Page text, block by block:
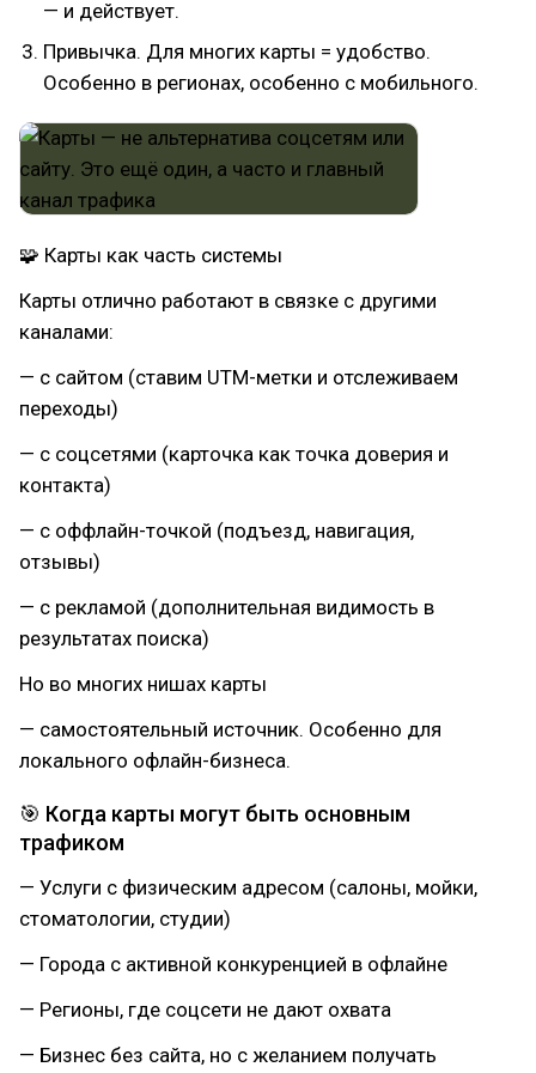
— и действует.
Привычка. Для многих карты = удобство.
Особенно в регионах, особенно с мобильного.
🧩 Карты как часть системы
Карты отлично работают в связке с другими
каналами:
— с сайтом (ставим UTM-метки и отслеживаем
переходы)
— с соцсетями (карточка как точка доверия и
контакта)
— с оффлайн-точкой (подъезд, навигация,
отзывы)
— с рекламой (дополнительная видимость в
результатах поиска)
Но во многих нишах карты
— самостоятельный источник. Особенно для
локального офлайн-бизнеса.
🎯 Когда карты могут быть основным
трафиком
— Услуги с физическим адресом (салоны, мойки,
стоматологии, студии)
— Города с активной конкуренцией в офлайне
— Регионы, где соцсети не дают охвата
— Бизнес без сайта, но с желанием получать